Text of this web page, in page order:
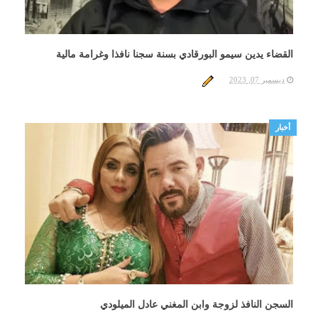
القضاء يدين سيمو البورقادي بسنة سجنا نافذا وغرامة مالية
ديسمبر 07, 2023
السجن النافذ لزوجة وابن المغني عادل الميلودي
أخبار